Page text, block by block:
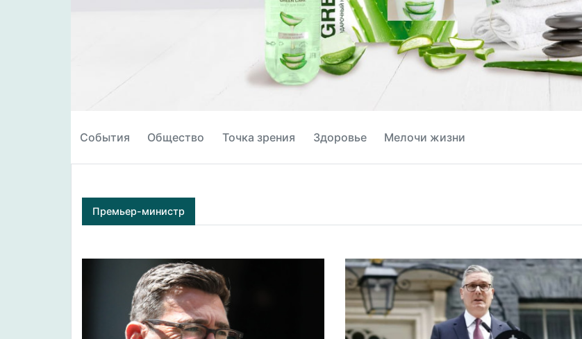
События Общество Точка зрения Здоровье Мелочи жизни
Премьер-министр